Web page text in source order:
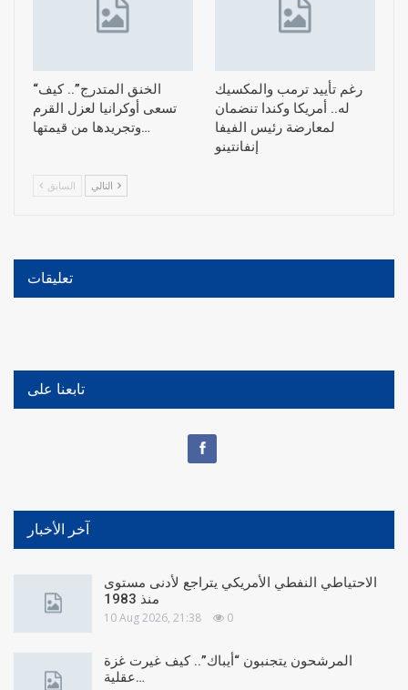
“الخنق المتدرج”.. كيف
تسعى أوكرانيا لعزل القرم
وتجريدها من قيمتها…
رغم تأييد ترمب والمكسيك
له.. أمريكا وكندا تنضمان
لمعارضة رئيس الفيفا
إنفانتينو
السابق
تعليقات
تابعنا على
آخر الأخبار
الاحتياطي النفطي الأمريكي يتراجع لأدنى مستوى
منذ 1983
10 Aug 2026, 21:38 0
المرشحون يتجنبون “أيباك”.. كيف غيرت غزة
عقلية…